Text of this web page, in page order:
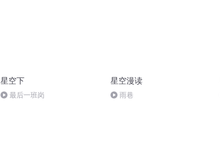
星空下
最后一班岗
星空漫读
雨巷